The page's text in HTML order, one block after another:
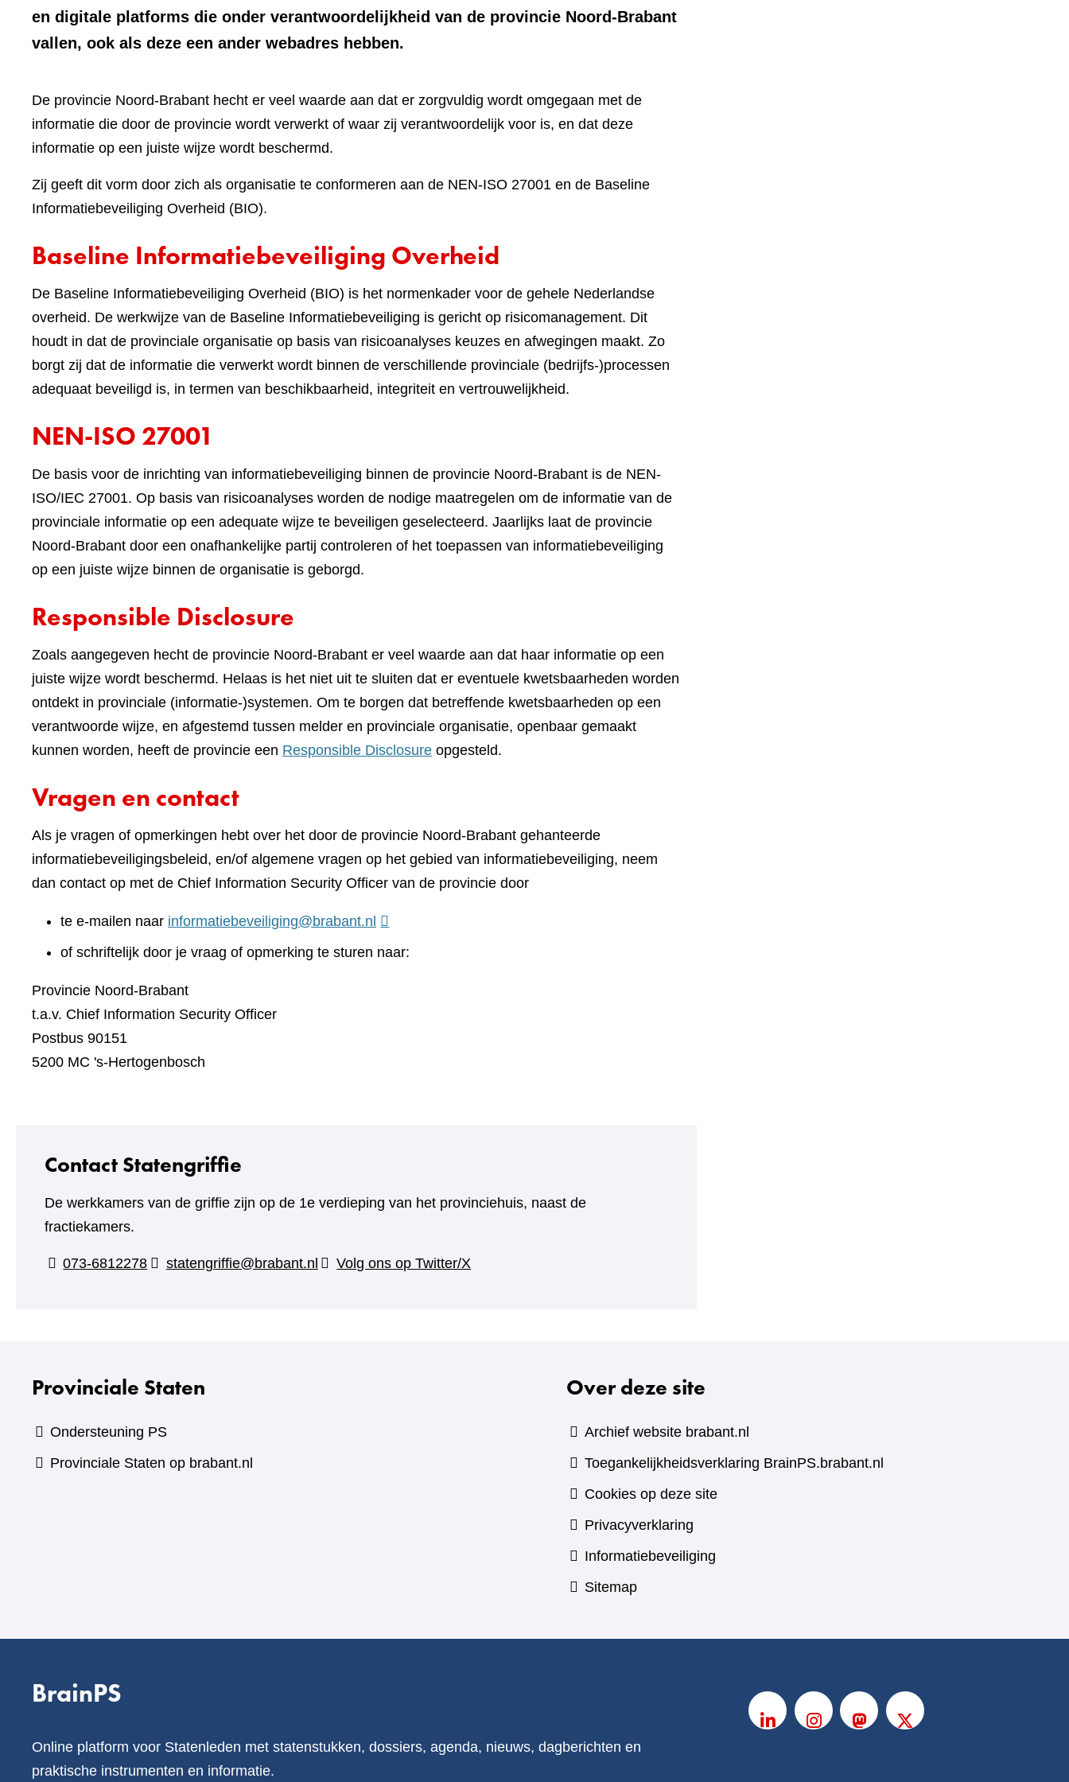
en digitale platforms die onder verantwoordelijkheid van de provincie Noord-Brabant
vallen, ook als deze een ander webadres hebben.
De provincie Noord-Brabant hecht er veel waarde aan dat er zorgvuldig wordt omgegaan met de
informatie die door de provincie wordt verwerkt of waar zij verantwoordelijk voor is, en dat deze
informatie op een juiste wijze wordt beschermd.
Zij geeft dit vorm door zich als organisatie te conformeren aan de NEN-ISO 27001 en de Baseline
Informatiebeveiliging Overheid (BIO).
Baseline Informatiebeveiliging Overheid
De Baseline Informatiebeveiliging Overheid (BIO) is het normenkader voor de gehele Nederlandse
overheid. De werkwijze van de Baseline Informatiebeveiliging is gericht op risicomanagement. Dit
houdt in dat de provinciale organisatie op basis van risicoanalyses keuzes en afwegingen maakt. Zo
borgt zij dat de informatie die verwerkt wordt binnen de verschillende provinciale (bedrijfs-)processen
adequaat beveiligd is, in termen van beschikbaarheid, integriteit en vertrouwelijkheid.
NEN-ISO 27001
De basis voor de inrichting van informatiebeveiliging binnen de provincie Noord-Brabant is de NEN-
ISO/IEC 27001. Op basis van risicoanalyses worden de nodige maatregelen om de informatie van de
provinciale informatie op een adequate wijze te beveiligen geselecteerd. Jaarlijks laat de provincie
Noord-Brabant door een onafhankelijke partij controleren of het toepassen van informatiebeveiliging
op een juiste wijze binnen de organisatie is geborgd.
Responsible Disclosure
Zoals aangegeven hecht de provincie Noord-Brabant er veel waarde aan dat haar informatie op een
juiste wijze wordt beschermd. Helaas is het niet uit te sluiten dat er eventuele kwetsbaarheden worden
ontdekt in provinciale (informatie-)systemen. Om te borgen dat betreffende kwetsbaarheden op een
verantwoorde wijze, en afgestemd tussen melder en provinciale organisatie, openbaar gemaakt
kunnen worden, heeft de provincie een Responsible Disclosure opgesteld.
Vragen en contact
Als je vragen of opmerkingen hebt over het door de provincie Noord-Brabant gehanteerde
informatiebeveiligingsbeleid, en/of algemene vragen op het gebied van informatiebeveiliging, neem
dan contact op met de Chief Information Security Officer van de provincie door
te e-mailen naar informatiebeveiliging@brabant.nl
of schriftelijk door je vraag of opmerking te sturen naar:
Provincie Noord-Brabant
t.a.v. Chief Information Security Officer
Postbus 90151
5200 MC 's-Hertogenbosch
Contact Statengriffie
De werkkamers van de griffie zijn op de 1e verdieping van het provinciehuis, naast de
fractiekamers.
073-6812278 statengriffie@brabant.nl Volg ons op Twitter/X
Provinciale Staten
Ondersteuning PS
Provinciale Staten op brabant.nl
Over deze site
Archief website brabant.nl
Toegankelijkheidsverklaring BrainPS.brabant.nl
Cookies op deze site
Privacyverklaring
Informatiebeveiliging
Sitemap
BrainPS
Online platform voor Statenleden met statenstukken, dossiers, agenda, nieuws, dagberichten en
praktische instrumenten en informatie.